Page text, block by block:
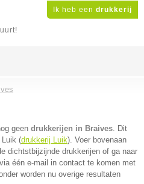
Ik heb een drukkerij
geen drukkerijen in Braives. Dit
Luik (drukkerij Luik). Voer bovenaan
dichtstbijzijnde drukkerijen of ga naar
één e-mail in contact te komen met
worden nu overige resultaten